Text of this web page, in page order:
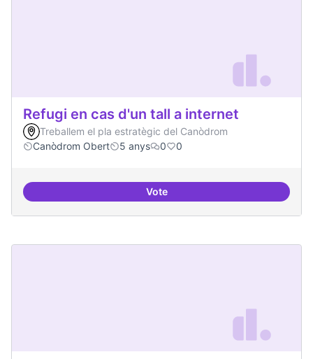
Refugi en cas d'un tall a internet
Treballem el pla estratègic del Canòdrom
Canòdrom Obert
5 anys 0 0
VoteRefugi en cas d'un tall a internet